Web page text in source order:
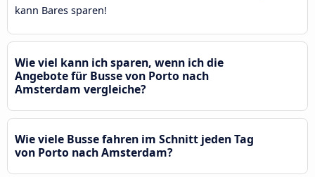
kann Bares sparen!
Wie viel kann ich sparen, wenn ich die
Angebote für Busse von Porto nach
Amsterdam vergleiche?
Wie viele Busse fahren im Schnitt jeden Tag
von Porto nach Amsterdam?